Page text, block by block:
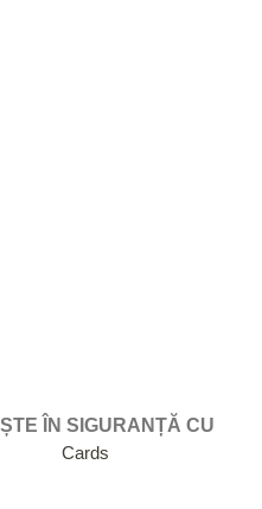
ÎN SIGURANȚĂ CU